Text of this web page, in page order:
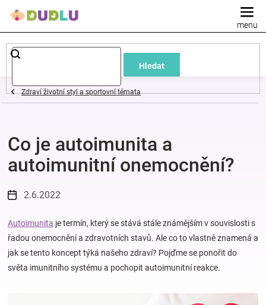
Hledat
Dětské
a
oblečení
Pokojíček
a
kojenecká
výbava
Zdraví životní styl a sportovní témata
Co je autoimunita a
autoimunitní onemocnění?
2.6.2022
Autoimunita je termín, který se stává stále známějším v souvislosti s
řadou onemocnění a zdravotních stavů. Ale co to vlastně znamená a
jak se tento koncept týká našeho zdraví? Pojďme se ponořit do
světa imunitního systému a pochopit autoimunitní reakce.